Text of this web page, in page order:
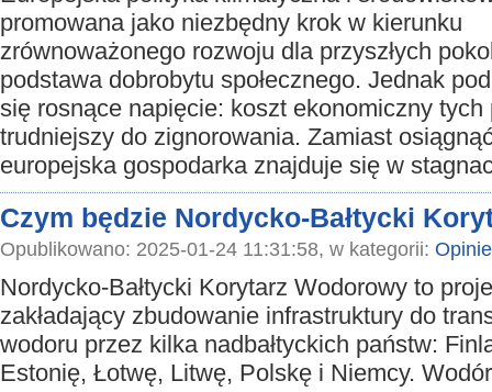
promowana jako niezbędny krok w kierunku
zrównoważonego rozwoju dla przyszłych
podstawa dobrobytu społecznego. Jednak
się rosnące napięcie: koszt ekonomiczny
trudniejszy do zignorowania. Zamiast
europejska gospodarka znajduje się w
Czym będzie Nordycko-Bałtycki
Opublikowano: 2025-01-24 11:31:58, w kategorii: Opinie
Nordycko-Bałtycki Korytarz Wodorowy to
zakładający zbudowanie infrastruktury do
wodoru przez kilka nadbałtyckich państw:
Estonię, Łotwę, Litwę, Polskę i Niemcy.